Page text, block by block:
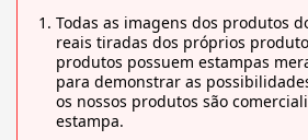
Todas as imagens dos produtos
reais tiradas dos próprios
produtos possuem estampas
para demonstrar as
os nossos produtos são
estampa.